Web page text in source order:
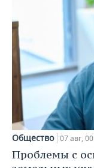
Общество 07 авг,
Проблемы с